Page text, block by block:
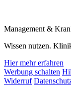
Management &
Wissen nutzen.
Hier mehr erfahren
Werbung schalten
Widerruf